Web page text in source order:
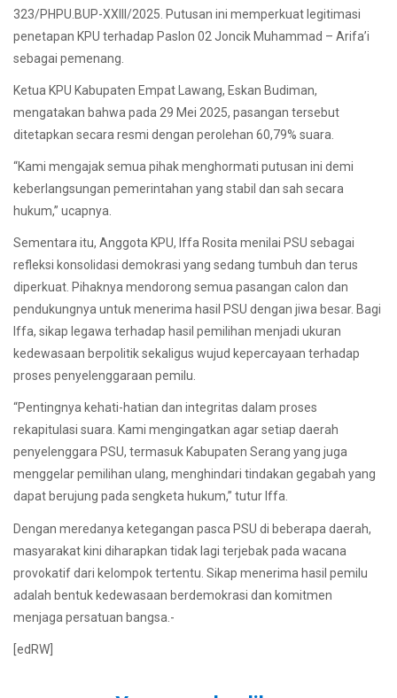
323/PHPU.BUP-XXIII/2025. Putusan ini memperkuat legitimasi
penetapan KPU terhadap Paslon 02 Joncik Muhammad – Arifa’i
sebagai pemenang.
Ketua KPU Kabupaten Empat Lawang, Eskan Budiman,
mengatakan bahwa pada 29 Mei 2025, pasangan tersebut
ditetapkan secara resmi dengan perolehan 60,79% suara.
“Kami mengajak semua pihak menghormati putusan ini demi
keberlangsungan pemerintahan yang stabil dan sah secara
hukum,” ucapnya.
Sementara itu, Anggota KPU, Iffa Rosita menilai PSU sebagai
refleksi konsolidasi demokrasi yang sedang tumbuh dan terus
diperkuat. Pihaknya mendorong semua pasangan calon dan
pendukungnya untuk menerima hasil PSU dengan jiwa besar. Bagi
Iffa, sikap legawa terhadap hasil pemilihan menjadi ukuran
kedewasaan berpolitik sekaligus wujud kepercayaan terhadap
proses penyelenggaraan pemilu.
“Pentingnya kehati-hatian dan integritas dalam proses
rekapitulasi suara. Kami mengingatkan agar setiap daerah
penyelenggara PSU, termasuk Kabupaten Serang yang juga
menggelar pemilihan ulang, menghindari tindakan gegabah yang
dapat berujung pada sengketa hukum,” tutur Iffa.
Dengan meredanya ketegangan pasca PSU di beberapa daerah,
masyarakat kini diharapkan tidak lagi terjebak pada wacana
provokatif dari kelompok tertentu. Sikap menerima hasil pemilu
adalah bentuk kedewasaan berdemokrasi dan komitmen
menjaga persatuan bangsa.-
[edRW]